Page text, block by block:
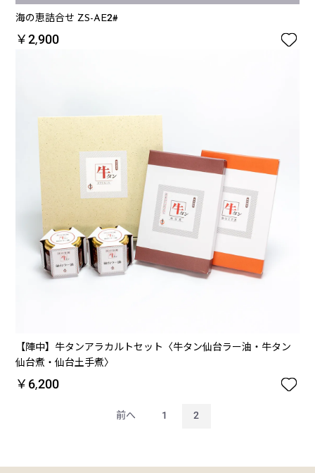
海の恵詰合せ ZS-AE2#
￥2,900 
【陣中】牛タンアラカルトセット〈牛タン仙台ラー油・牛タン
仙台煮・仙台土手煮〉
￥6,200 
前へ 1 2